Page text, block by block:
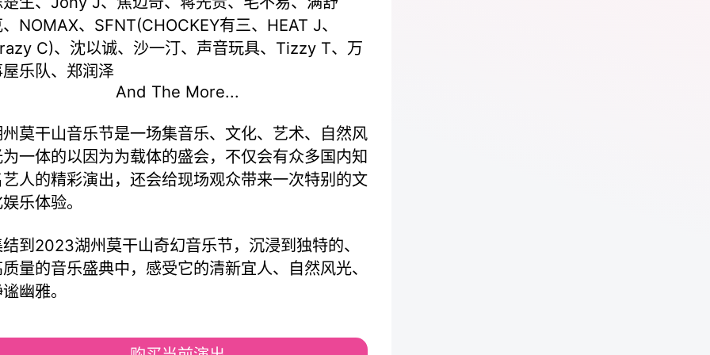
NOMAX、SFNT(CHOCKEY有三、HEAT J、
C)、沈以诚、沙一汀、声音玩具、Tizzy T、万
乐队、郑润泽
And The More...
莫干山音乐节是一场集音乐、文化、艺术、自然风
一体的以因为为载体的盛会，不仅会有众多国内知
人的精彩演出，还会给现场观众带来一次特别的文
乐体验。
到2023湖州莫干山奇幻音乐节，沉浸到独特的、
量的音乐盛典中，感受它的清新宜人、自然风光、
幽雅。